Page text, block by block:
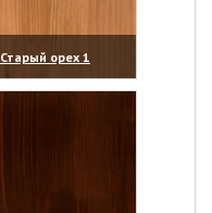
Старый орех 1
(увеличить)